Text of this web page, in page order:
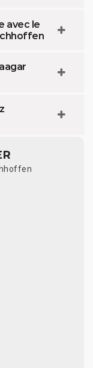
avec le